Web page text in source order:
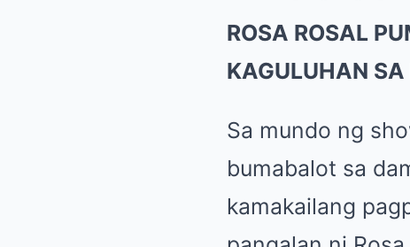
ROSA ROSAL
KAGULUHAN
Sa mundo ng
bumabalot sa
kamakailang